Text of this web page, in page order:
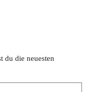
du die neuesten